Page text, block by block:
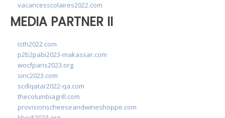
vacancesscolaires2022.com
MEDIA PARTNER II
isth2022.com
p2b2pabi2023-makassar.com
wocfparis2023.org
sinc2023.com
scdlqatar2022-qa.com
thecolumbiagrill.com
provisionscheeseandwineshoppe.com